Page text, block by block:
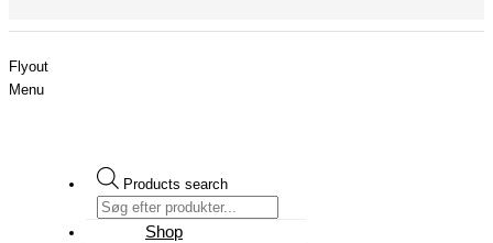
Flyout
Menu
Products search
Shop